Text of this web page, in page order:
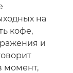
на
кофе,
и
момент,